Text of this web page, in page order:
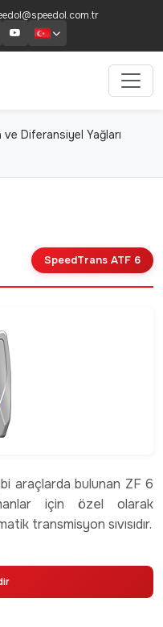
ve Diferansiyel Yağları
SpeedTrans ATF 6
araçlarda bulunan ZF 6
için özel olarak
transmisyon sıvısıdır.